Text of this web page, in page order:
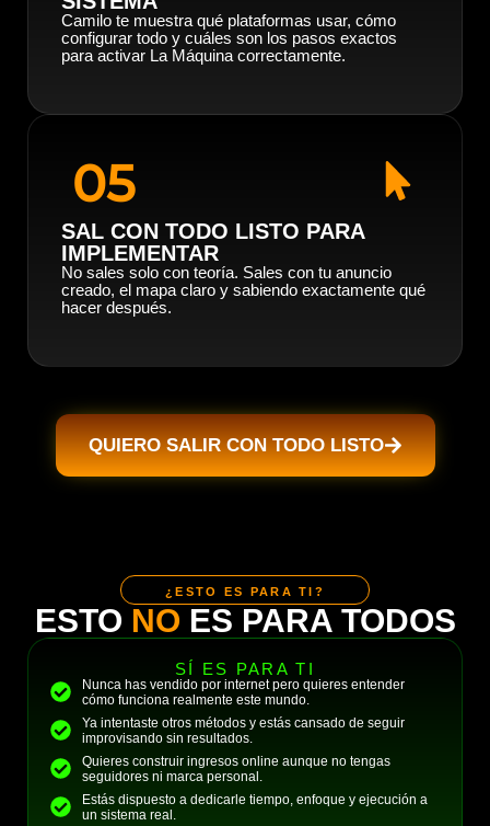
Camilo te muestra qué plataformas usar, cómo
configurar todo y cuáles son los pasos exactos
para activar La Máquina correctamente.
05
SAL CON TODO LISTO PARA
IMPLEMENTAR
No sales solo con teoría. Sales con tu anuncio
creado, el mapa claro y sabiendo exactamente qué
hacer después.
QUIERO SALIR CON TODO LISTO
¿ESTO ES PARA TI?
ESTO NO ES PARA TODOS
SÍ ES PARA TI
Nunca has vendido por internet pero quieres entender
cómo funciona realmente este mundo.
Ya intentaste otros métodos y estás cansado de seguir
improvisando sin resultados.
Quieres construir ingresos online aunque no tengas
seguidores ni marca personal.
Estás dispuesto a dedicarle tiempo, enfoque y ejecución a
un sistema real.